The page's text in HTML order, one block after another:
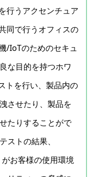
行うアクセンチュア
同で行うオフィスの
/IoTのためのセキュ
な目的を持つホワ
トを行い、製品内の
させたり、製品を
たりすることがで
ストの結果、
がお客様の使用環境